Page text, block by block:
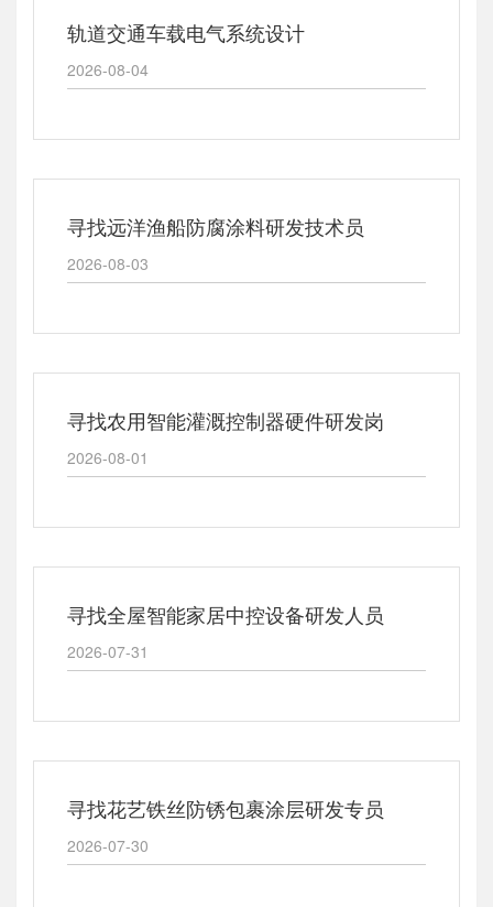
轨道交通车载电气系统设计
2026-08-04
寻找远洋渔船防腐涂料研发技术员
2026-08-03
寻找农用智能灌溉控制器硬件研发岗
2026-08-01
寻找全屋智能家居中控设备研发人员
2026-07-31
寻找花艺铁丝防锈包裹涂层研发专员
2026-07-30